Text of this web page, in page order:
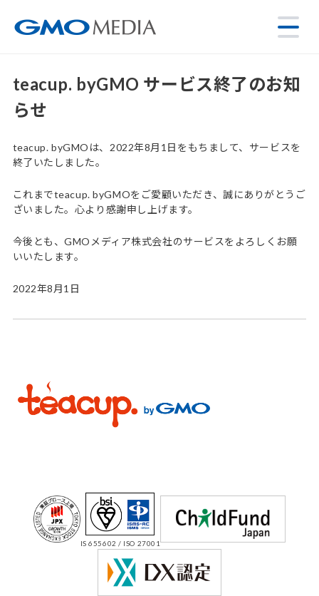
teacup. byGMO サービス終了のお知
らせ
teacup. byGMOは、2022年8月1日をもちまして、サービスを
終了いたしました。
これまでteacup. byGMOをご愛顧いただき、誠にありがとうご
ざいました。心より感謝申し上げます。
今後とも、GMOメディア株式会社のサービスをよろしくお願
いいたします。
2022年8月1日
IS 655602 / ISO 27001